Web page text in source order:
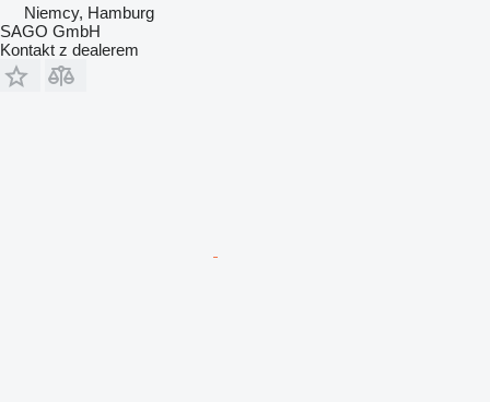
Niemcy, Hamburg
SAGO GmbH
Kontakt z dealerem